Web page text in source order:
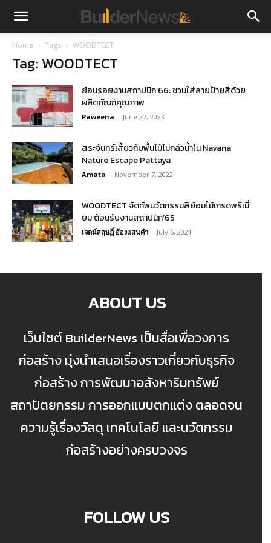
Home Tags WOODTECT
Tag: WOODTECT
ย้อนรอยงานสถาปนิก’66: ชวนใส่ลายป้ายสีด้วย
ผลิตภัณฑ์คุณภาพ
Paweena - June 27, 2023
สระจันทร์เสี้ยวกับพื้นไม้ไม่กลัวน้ำใน Navana
Nature Escape Pattaya
Amata - November 7, 2022
WOODTECT จัดทัพนวัตกรรมสีย้อมไม้เกรดพรีเมี่
ยม ต้อนรับงานสถาปนิก’65
เจตน์สฤษฏิ์ อ้องแสนคำ - July 6, 2021
ABOUT US
เว็บไซต์ BuilderNews เป็นสื่อเพื่อวงการ
ก่อสร้าง มุ่งนำเสนอเรื่องราวเกี่ยวกับธุรกิจ
ก่อสร้าง การพัฒนาอสังหาริมทรัพย์
สถาปัตยกรรม การออกแบบตกแต่ง ตลอดจน
ความรู้เรื่องวัสดุ เทคโนโลยี และนวัตกรรม
ก่อสร้างอย่างครบวงจร
FOLLOW US